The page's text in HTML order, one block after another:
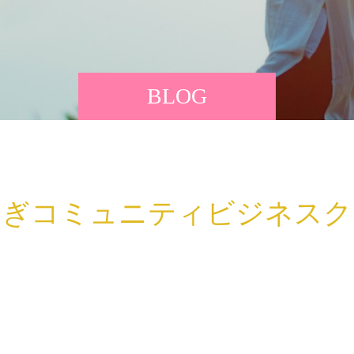
BLOG
コミュニティビジネス